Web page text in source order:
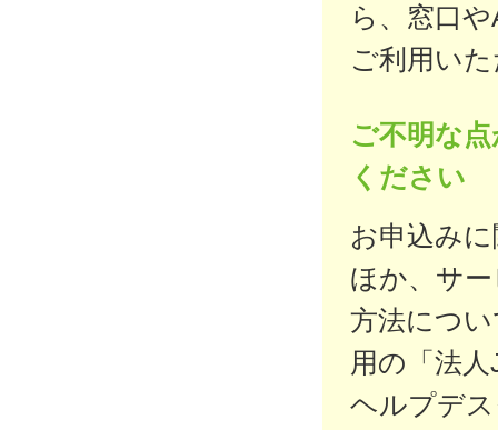
ら、窓口
ご利用い
ご不明な
ください
お申込み
ほか、サ
方法につ
用の「法
ヘルプデ